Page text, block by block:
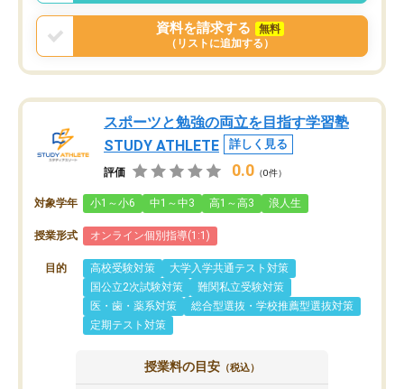
資料を請求する
無料
（リストに追加する）
スポーツと勉強の両立を目指す学習塾
STUDY ATHLETE
詳しく見る
評価 0.0 （0件）
対象学年 小1～小6 中1～中3 高1～高3 浪人生
授業形式 オンライン個別指導(1:1)
目的 高校受験対策
大学入学共通テスト対策
国公立2次試験対策
難関私立受験対策
医・歯・薬系対策
総合型選抜・学校推薦型選抜対策
定期テスト対策
授業料の目安 （税込）